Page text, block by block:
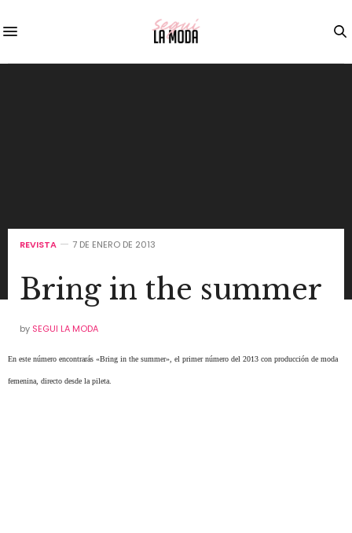
REVISTA 7 DE ENERO DE 2013
Bring in the summer
by SEGUI LA MODA
En este número encontrarás «Bring in the summer», el primer número del 2013 con producción de moda
femenina, directo desde la pileta.